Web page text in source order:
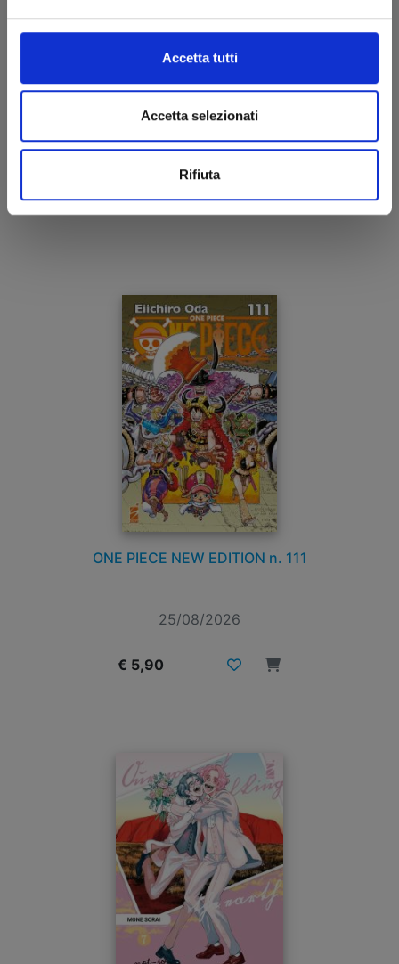
Accetta tutti
Accetta selezionati
Rifiuta
n. 8
€ 7,50
ONE PIECE NEW EDITION n. 111
25/08/2026
€ 5,90